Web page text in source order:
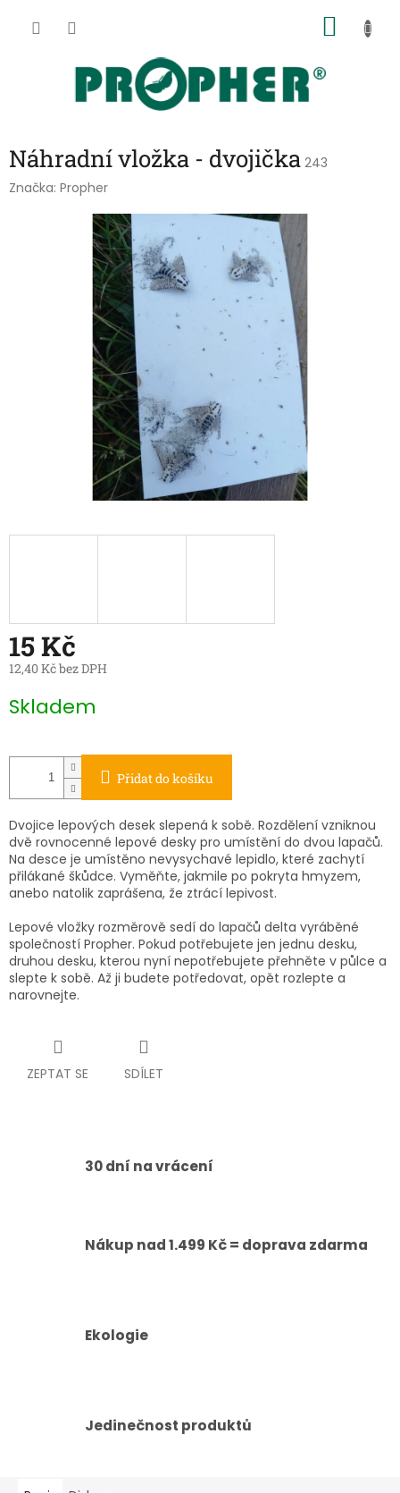
Náhradní vložka - dvojička 243
Značka: Propher
15 Kč
12,40 Kč bez DPH
cena:
Skladem
Přidat do košíku
Dvojice lepových desek slepená k sobě. Rozdělení vzniknou
dvě rovnocenné lepové desky pro umístění do dvou lapačů.
Na desce je umístěno nevysychavé lepidlo, které zachytí
přilákané škůdce. Vyměňte, jakmile po pokryta hmyzem,
anebo natolik zaprášena, že ztrácí lepivost.
Lepové vložky rozměrově sedí do lapačů delta vyráběné
společností Propher. Pokud potřebujete jen jednu desku,
druhou desku, kterou nyní nepotřebujete přehněte v půlce a
slepte k sobě. Až ji budete potředovat, opět rozlepte a
narovnejte.
ZEPTAT SE SDÍLET
30 dní na vrácení
Nákup nad 1.499 Kč = doprava zdarma
Ekologie
Jedinečnost produktů